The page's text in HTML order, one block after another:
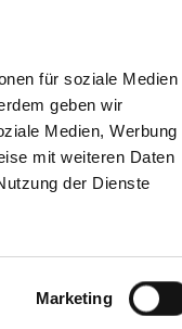
für soziale Medien
geben wir
Medien, Werbung
mit weiteren Daten
der Dienste
Marketing
Über uns